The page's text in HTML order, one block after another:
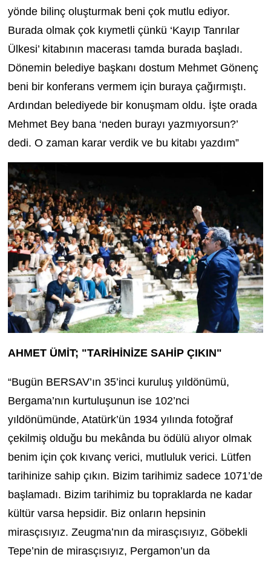
yönde bilinç oluşturmak beni çok mutlu ediyor.
Burada olmak çok kıymetli çünkü ‘Kayıp Tanrılar
Ülkesi’ kitabının macerası tamda burada başladı.
Dönemin belediye başkanı dostum Mehmet Gönenç
beni bir konferans vermem için buraya çağırmıştı.
Ardından belediyede bir konuşmam oldu. İşte orada
Mehmet Bey bana ‘neden burayı yazmıyorsun?’
dedi. O zaman karar verdik ve bu kitabı yazdım”
AHMET ÜMİT; "TARİHİNİZE SAHİP ÇIKIN"
“Bugün BERSAV’ın 35’inci kuruluş yıldönümü,
Bergama’nın kurtuluşunun ise 102’nci
yıldönümünde, Atatürk’ün 1934 yılında fotoğraf
çekilmiş olduğu bu mekânda bu ödülü alıyor olmak
benim için çok kıvanç verici, mutluluk verici. Lütfen
tarihinize sahip çıkın. Bizim tarihimiz sadece 1071’de
başlamadı. Bizim tarihimiz bu topraklarda ne kadar
kültür varsa hepsidir. Biz onların hepsinin
mirasçısıyız. Zeugma’nın da mirasçısıyız, Göbekli
Tepe’nin de mirasçısıyız, Pergamon’un da